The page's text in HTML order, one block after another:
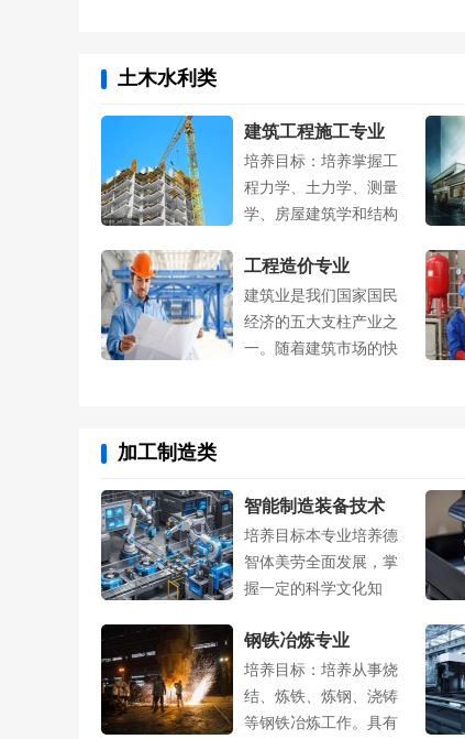
土木水利类
建筑工程施工专业
培养目标：培养掌握工
程力学、土力学、测量
学、房屋建筑学和结构
工程造价专业
建筑业是我们国家国民
经济的五大支柱产业之
一。随着建筑市场的快
加工制造类
智能制造装备技术
培养目标本专业培养德
智体美劳全面发展，掌
握一定的科学文化知
钢铁冶炼专业
培养目标：培养从事烧
结、炼铁、炼钢、浇铸
等钢铁冶炼工作。具有